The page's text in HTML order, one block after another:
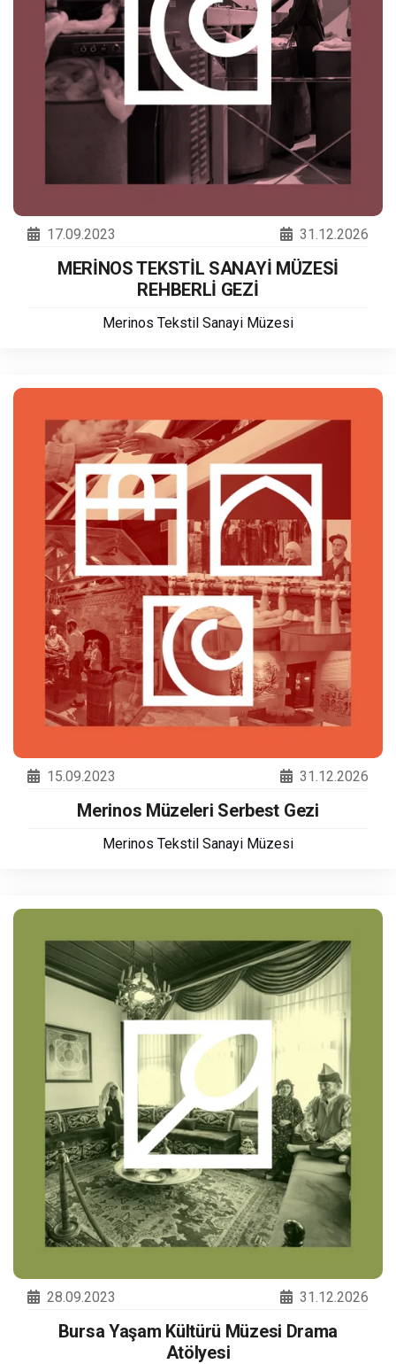
17.09.2023 31.12.2026
MERİNOS TEKSTİL SANAYİ MÜZESİ
REHBERLİ GEZİ
Merinos Tekstil Sanayi Müzesi
15.09.2023 31.12.2026
Merinos Müzeleri Serbest Gezi
Merinos Tekstil Sanayi Müzesi
28.09.2023 31.12.2026
Bursa Yaşam Kültürü Müzesi Drama
Atölyesi